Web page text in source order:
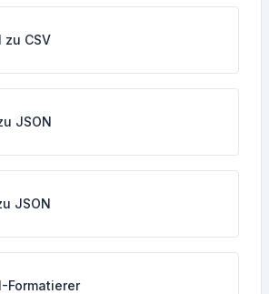
zu CSV
JSON
JSON
Formatierer